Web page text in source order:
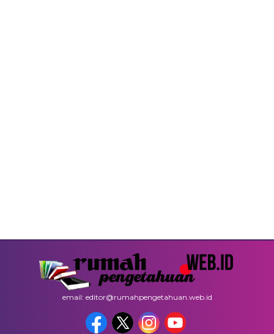
email: editor@rumahpengetahuan.web.id